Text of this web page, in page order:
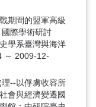
期間的盟軍高級
際學術研討
學系臺灣與海洋
～ 2009-12-
--以俘虜收容所
會與經濟變遷國